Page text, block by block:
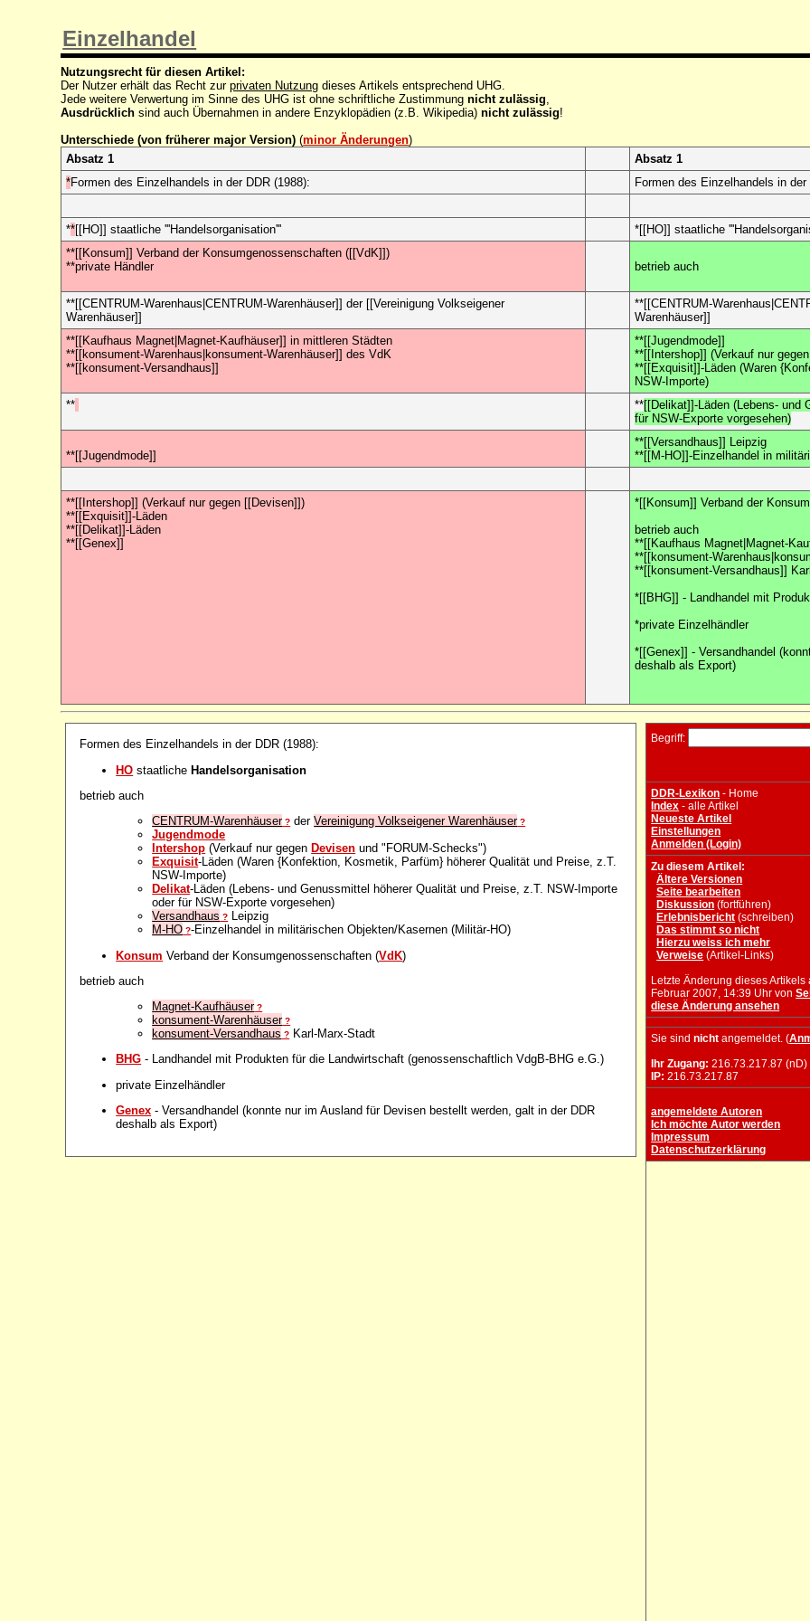
Einzelhandel
Nutzungsrecht für diesen Artikel:
Der Nutzer erhält das Recht zurprivaten Nutzung dieses Artikels entsprechend UHG.
Jede weitere Verwertung im Sinne des UHG ist ohne schriftliche Zustimmungnicht zulässig
Ausdrücklich sind auch Übernahmen in andere Enzyklopädien (z.B. Wikipedia)nicht zulässig!
Unterschiede (von früherer major Version) (minor Änderungen)
Absatz 1
Absatz 1
*Formen des Einzelhandels in der DDR (1988): Formen des Einzelhandels in der
**[[HO]] staatliche '''Handelsorganisation''' *[[HO]] staatliche
**[[Konsum]] Verband der Konsumgenossenschaften ([[VdK]])
**private Händler
betrieb auch
**[[CENTRUM-Warenhaus|CENTRUM-Warenhäuser]] der [[Vereinigung Volkseigener
Warenhäuser]]
**[[CENTRUM-
Warenhäuser]]
**[[Kaufhaus Magnet|Magnet-Kaufhäuser]] in mittleren Städten
**[[konsument-Warenhaus|konsument-Warenhäuser]] des VdK
**[[konsument-Versandhaus]]
**[[Jugendmode]]
**[[Intershop]] (Verkauf nur
**[[Exquisit]]-Läden (Waren
NSW-Importe)
**
**[[Delikat]]-Läden (Lebens- und
für NSW-Exporte vorgesehen)
**[[Jugendmode]]
**[[Versandhaus]] Leipzig
**[[M-HO]]-Einzelhandel in
**[[Intershop]] (Verkauf nur gegen [[Devisen]])
**[[Exquisit]]-Läden
**[[Delikat]]-Läden
**[[Genex]]
*[[Konsum]] Verband der
betrieb auch
**[[Kaufhaus Magnet|Magnet-
**[[konsument-
**[[konsument-Versandhaus]]
*[[BHG]] - Landhandel mit
*private Einzelhändler
*[[Genex]] - Versandhandel
deshalb als Export)
Formen des Einzelhandels in der DDR (1988):
HO staatlicheHandelsorganisation
betrieb auch
CENTRUM-Warenhäuser? derVereinigung Volkseigener Warenhäuser?
Jugendmode
Intershop (Verkauf nur gegen Devisen und "FORUM-Schecks")
Exquisit-Läden (Waren {Konfektion, Kosmetik, Parfüm} höherer Qualität und Preise, z.T.
NSW-Importe)
Delikat-Läden (Lebens- und Genussmittel höherer Qualität und Preise, z.T. NSW-Importe
oder für NSW-Exporte vorgesehen)
Versandhaus ? Leipzig
M-HO ?-Einzelhandel in militärischen Objekten/Kasernen (Militär-HO)
Konsum Verband der Konsumgenossenschaften (VdK)
betrieb auch
Magnet-Kaufhäuser?
konsument-Warenhäuser?
konsument-Versandhaus ? Karl-Marx-Stadt
BHG - Landhandel mit Produkten für die Landwirtschaft (genossenschaftlich VdgB-BHG e.G.)
private Einzelhändler
Genex - Versandhandel (konnte nur im Ausland für Devisen bestellt werden, galt in der DDR
deshalb als Export)
Begriff:
DDR-Lexikon - Home
Index - alle Artikel
Neueste Artikel
Einstellungen
Anmelden (Login)
Zu diesem Artikel:
Ältere Versionen
Seite bearbeiten
Diskussion (fortführen)
Erlebnisbericht (schreiben)
Das stimmt so nicht
Hierzu weiss ich mehr
Verweise (Artikel-Links)
Letzte Änderung dieses Artikels
Februar 2007, 14:39 Uhr von
diese Änderung ansehen
Sie sindnicht angemeldet. (
Ihr Zugang: 216.73.217.87 (nD)
IP: 216.73.217.87
angemeldete Autoren
Ich möchte Autor werden
Impressum
Datenschutzerklärung